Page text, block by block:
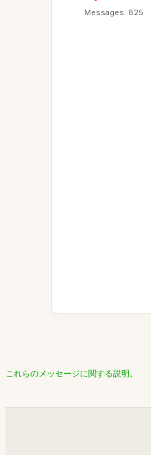
Messages: 825
これらのメッセージに関する説明。